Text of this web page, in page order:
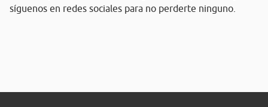
síguenos en redes sociales para no perderte ninguno.